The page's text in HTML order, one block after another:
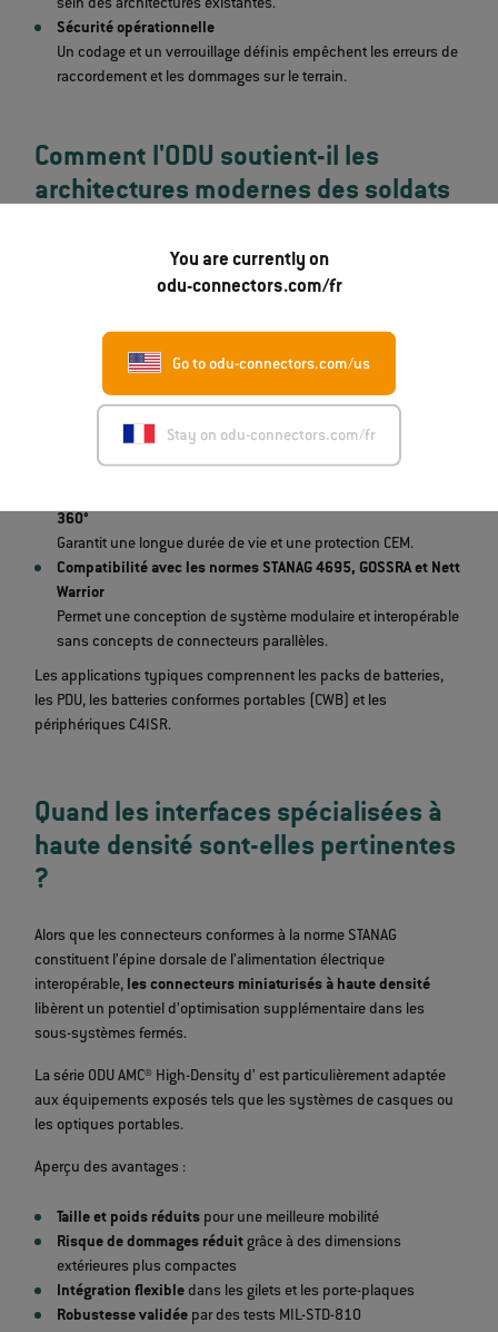
You are currently on
odu-connectors.com/fr
Go to odu-connectors.com/us
Stay on odu-connectors.com/fr
sein des architectures existantes.
Sécurité opérationnelle
Un codage et un verrouillage définis empêchent les erreurs de
raccordement et les dommages sur le terrain.
Comment l'ODU soutient-il les
architectures modernes des soldats
Du côté industriel, les systèmes de connecteurs tels que la série
normes militaires et les exigences opérationnelles.
Les caractéristiques clés comprennent :
Inserts hybrides pour l'alimentation et les données
Prise en charge des signaux USB 2.0 combinée à la
transmission d'énergie.
360°
Garantit une longue durée de vie et une protection CEM.
Compatibilité avec les normes STANAG 4695, GOSSRA et Nett
Warrior
Permet une conception de système modulaire et interopérable
sans concepts de connecteurs parallèles.
Les applications typiques comprennent les packs de batteries,
les PDU, les batteries conformes portables (CWB) et les
périphériques C4ISR.
Quand les interfaces spécialisées à
haute densité sont-elles pertinentes
?
Alors que les connecteurs conformes à la norme STANAG
constituent l’épine dorsale de l’alimentation électrique
interopérable, les connecteurs miniaturisés à haute densité
libèrent un potentiel d’optimisation supplémentaire dans les
sous-systèmes fermés.
La série ODU AMC® High-Density d’ est particulièrement adaptée
aux équipements exposés tels que les systèmes de casques ou
les optiques portables.
Aperçu des avantages :
Taille et poids réduits pour une meilleure mobilité
Risque de dommages réduitgrâce à des dimensions
extérieures plus compactes
Intégration flexible dans les gilets et les porte-plaques
Robustesse validée par des tests MIL-STD-810